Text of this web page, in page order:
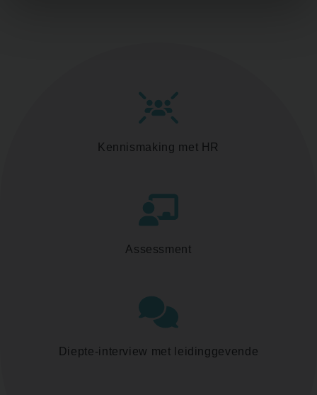
Kennismaking met HR
Assessment
Diepte-interview met leidinggevende